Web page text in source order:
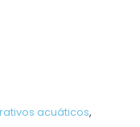
acuáticos,